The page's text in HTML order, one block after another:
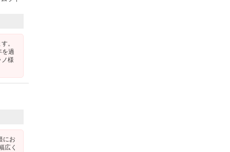
。
を過
様
にお
広く